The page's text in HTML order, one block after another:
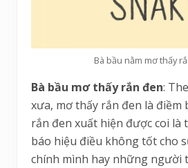
Bà bầu nằm mơ thấy
Bà bầu mơ thấy rắn đen:
xưa, mơ thấy rắn đen là điềm
rắn đen xuất hiện được coi là
báo hiệu điều không tốt cho
chính mình hay những người